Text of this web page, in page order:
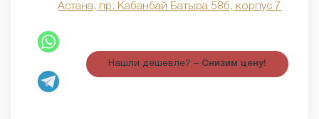
Астана, пр. Кабанбай Батыра 58б, корпус 7
Нашли дешевле? – Снизим цену!